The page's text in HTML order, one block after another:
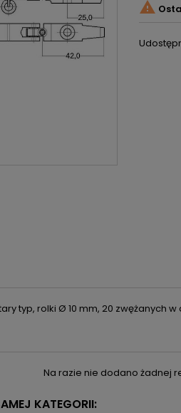

typ, rolki Ø 10 mm, 20 zwężanych w
Na razie nie dodano żadnej
KATEGORII: